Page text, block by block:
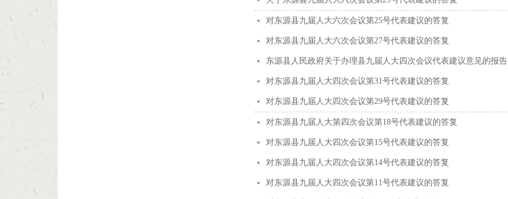
对东源县九届人大六次会议第25号代表建议的答复
对东源县九届人大六次会议第27号代表建议的答复
东源县人民政府关于办理县九届人大四次会议代表建议意见的报告
对东源县九届人大四次会议第31号代表建议的答复
对东源县九届人大四次会议第29号代表建议的答复
对东源县九届人大第四次会议第18号代表建议的答复
对东源县九届人大四次会议第15号代表建议的答复
对东源县九届人大四次会议第14号代表建议的答复
对东源县九届人大四次会议第11号代表建议的答复